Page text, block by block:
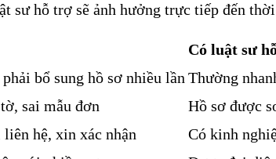
sư hỗ trợ sẽ ảnh hưởng trực tiếp đến
Có luật sư
bổ sung hồ sơ nhiều lần Thường
sai mẫu đơn
Hồ sơ được
hệ, xin xác nhận
Có kinh